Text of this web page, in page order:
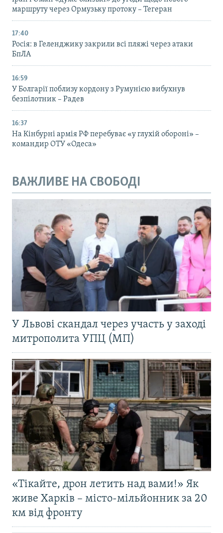
маршруту через Ормузьку протоку – Тегеран
17:40
Росія: в Геленджику закрили всі пляжі через атаки
БпЛА
16:59
У Болгарії поблизу кордону з Румунією вибухнув
безпілотник – Радев
16:37
На Кінбурні армія РФ перебуває «у глухій обороні» –
командир ОТУ «Одеса»
ВАЖЛИВЕ НА СВОБОДІ
У Львові скандал через участь у заході
митрополита УПЦ (МП)
«Тікайте, дрон летить над вами!» Як
живе Харків – місто-мільйонник за 20
км від фронту